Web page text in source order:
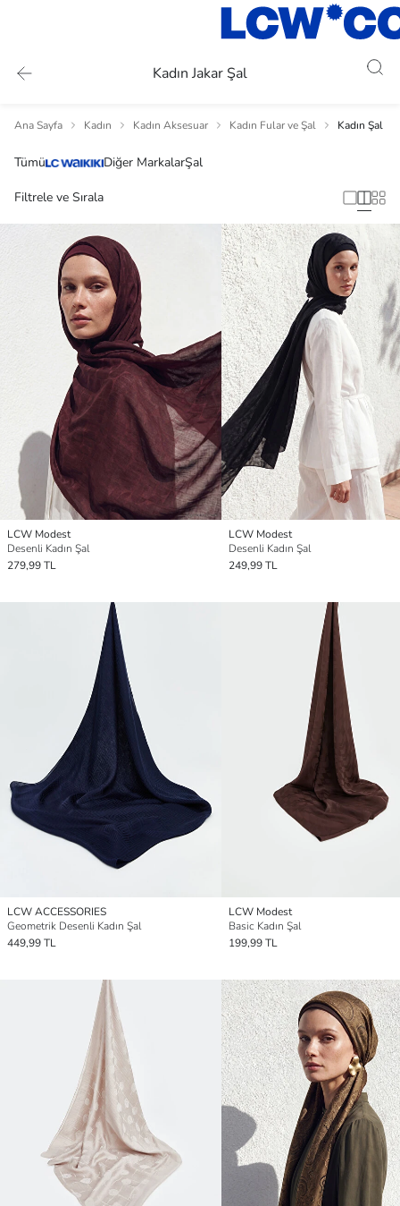
Kadın Jakar Şal
Ana Sayfa Kadın Kadın Aksesuar Kadın Fular ve Şal Kadın Şal
Tümü Diğer MarkalarŞal
Filtrele ve Sırala
LCW Modest
Desenli Kadın Şal
279,99 TL
LCW Modest
Desenli Kadın Şal
249,99 TL
LCW ACCESSORIES
Geometrik Desenli Kadın Şal
449,99 TL
LCW Modest
Basic Kadın Şal
199,99 TL